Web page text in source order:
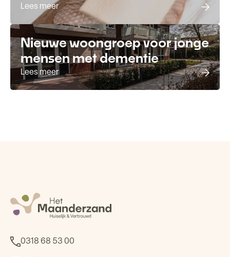
Lees meer
Nieuwe woongroep voor jonge
mensen met dementie
Lees meer
0318 68 53 00